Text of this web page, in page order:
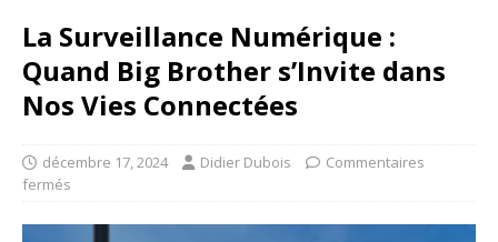
La Surveillance Numérique :
Quand Big Brother s’Invite dans
Nos Vies Connectées
décembre 17, 2024 Didier Dubois
Commentaires
fermés